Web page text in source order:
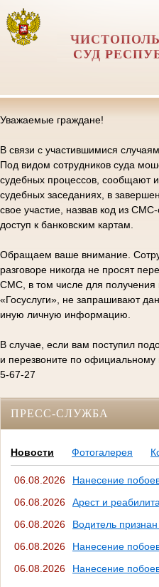
СУД
Уважаемые граждане!
В связи с участившимися
Под видом сотрудников суда
судебных процессов, сообщают
судебных заседаниях, в
свое участие, назвав код из
доступ к банковским картам.
Обращаем ваше внимание.
разговоре никогда не просят
СМС, в том числе для получения
«Госуслуги», не запрашивают
иную личную информацию.
В случае, если вам поступил
и перезвоните по
5-67-27
ПРЕСС-СЛУЖБА
Новости Фотогалерея
06.08.2026
Нанесение
06.08.2026
Арест и
06.08.2026
Водитель
06.08.2026
Нанесение
06.08.2026
Нанесение